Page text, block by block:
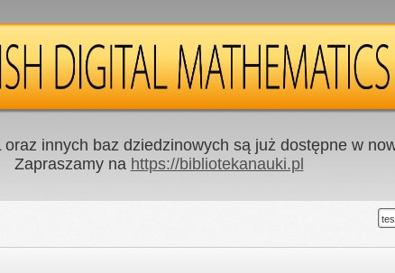
oraz innych baz dziedzinowych są już dostępne w
Zapraszamy na https://bibliotekanauki.pl